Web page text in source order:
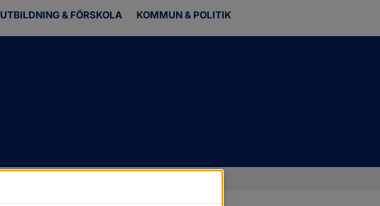
UTBILDNING & FÖRSKOLA KOMMUN & POLITIK